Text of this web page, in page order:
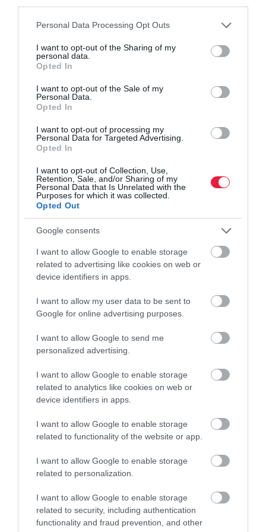
Please note that this website/app uses one or more Google
not limited to your visit or usage behaviour. You may click to
grant or deny consent to Google and its third-party tags to
use your data for below specified purposes in below Google
consent section.
Personal Data Processing Opt Outs
I want to opt-out of the Sharing of my
personal data.
Opted In
I want to opt-out of the Sale of my
Personal Data.
Opted In
I want to opt-out of processing my
Personal Data for Targeted Advertising.
Opted In
I want to opt-out of Collection, Use,
Retention, Sale, and/or Sharing of my
Personal Data that Is Unrelated with the
Purposes for which it was collected.
Opted Out
Google consents
I want to allow Google to enable storage
related to advertising like cookies on web or
device identifiers in apps.
I want to allow my user data to be sent to
Google for online advertising purposes.
I want to allow Google to send me
personalized advertising.
I want to allow Google to enable storage
related to analytics like cookies on web or
device identifiers in apps.
I want to allow Google to enable storage
related to functionality of the website or app.
I want to allow Google to enable storage
related to personalization.
I want to allow Google to enable storage
related to security, including authentication
functionality and fraud prevention, and other
A Mercedesnek dob kesztyűt a BYD új
luxusszedánja
Új prémium elektromos szedánt mutatott be a BYD: a Da Han a
gyártó eddigi egyik legnagyobb és legerősebb modellje, amely a